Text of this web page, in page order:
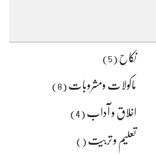
نکاح (5)
ماکولات ومشروبات (8)
اخلاق و آداب (4)
تعلیم و تربیت ()